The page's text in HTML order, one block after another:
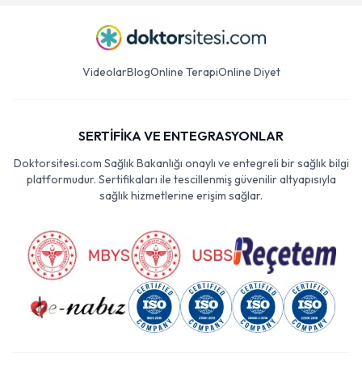
VideolarBlogOnline TerapiOnline Diyet
SERTİFİKA VE ENTEGRASYONLAR
Doktorsitesi.com Sağlık Bakanlığı onaylı ve entegreli bir sağlık bilgi
platformudur. Sertifikaları ile tescillenmiş güvenilir altyapısıyla
sağlık hizmetlerine erişim sağlar.